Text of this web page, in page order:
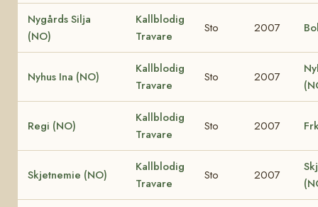
Nygårds Silja
(NO)
Kallblodig
Travare
Sto 2007
Nyhus Ina (NO)
Kallblodig
Travare
Sto 2007
Regi (NO)
Kallblodig
Travare
Sto 2007
Skjetnemie (NO)
Kallblodig
Travare
Sto 2007